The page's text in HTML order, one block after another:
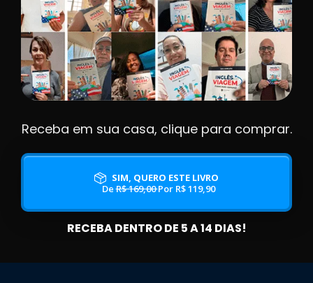
Receba em sua casa, clique para comprar.
SIM, QUERO ESTE LIVRO
DeR$ 169,00Por R$ 119,90
RECEBA DENTRO DE 5 A 14 DIAS!